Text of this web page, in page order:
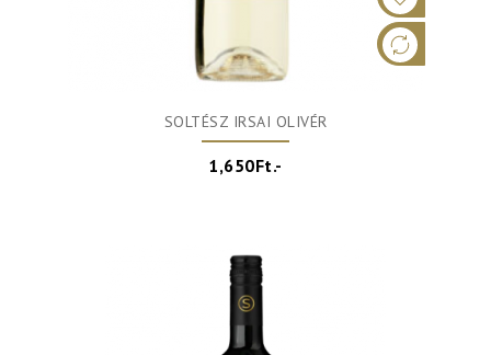
SOLTÉSZ IRSAI OLIVÉR
1,650Ft.-